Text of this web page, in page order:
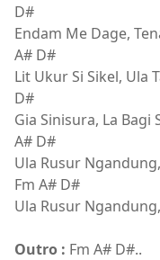
D#
Endam Me Dage,
A# D#
Lit Ukur Si Sikel, Ula
D#
Gia Sinisura, La Bagi
A# D#
Ula Rusur
Fm A# D#
Ula Rusur
Outro : Fm A# D#..